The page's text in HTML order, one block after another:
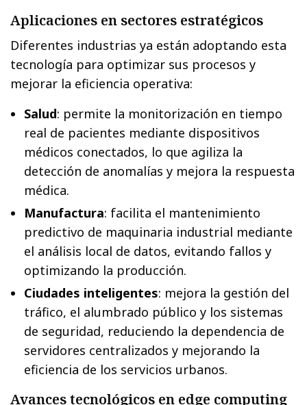
Aplicaciones en sectores estratégicos
Diferentes industrias ya están adoptando esta
tecnología para optimizar sus procesos y
mejorar la eficiencia operativa:
Salud: permite la monitorización en tiempo
real de pacientes mediante dispositivos
médicos conectados, lo que agiliza la
detección de anomalías y mejora la respuesta
médica.
Manufactura: facilita el mantenimiento
predictivo de maquinaria industrial mediante
el análisis local de datos, evitando fallos y
optimizando la producción.
Ciudades inteligentes: mejora la gestión del
tráfico, el alumbrado público y los sistemas
de seguridad, reduciendo la dependencia de
servidores centralizados y mejorando la
eficiencia de los servicios urbanos.
Avances tecnológicos en edge computing